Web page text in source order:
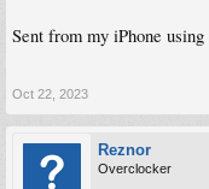
Sent from my iPhone
Oct 22, 2023
Reznor
Overclocker